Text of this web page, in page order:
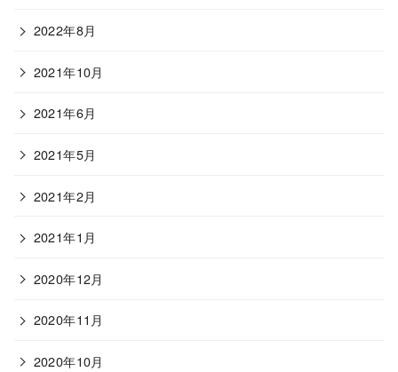
2022年8月
2021年10月
2021年6月
2021年5月
2021年2月
2021年1月
2020年12月
2020年11月
2020年10月